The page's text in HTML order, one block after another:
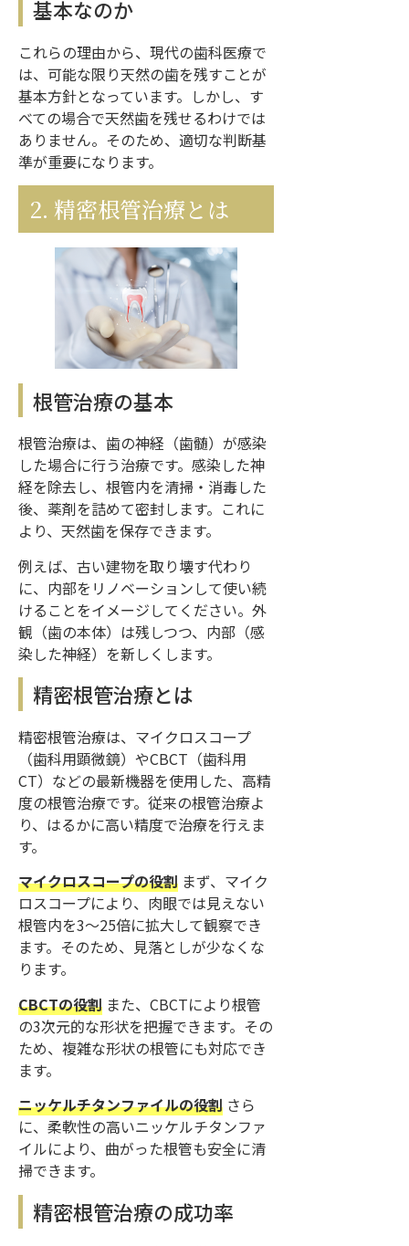
基本なのか
これらの理由から、現代の歯科医療で
は、可能な限り天然の歯を残すことが
基本方針となっています。しかし、す
べての場合で天然歯を残せるわけでは
ありません。そのため、適切な判断基
準が重要になります。
2. 精密根管治療とは
根管治療の基本
根管治療は、歯の神経（歯髄）が感染
した場合に行う治療です。感染した神
経を除去し、根管内を清掃・消毒した
後、薬剤を詰めて密封します。これに
より、天然歯を保存できます。
例えば、古い建物を取り壊す代わり
に、内部をリノベーションして使い続
けることをイメージしてください。外
観（歯の本体）は残しつつ、内部（感
染した神経）を新しくします。
精密根管治療とは
精密根管治療は、マイクロスコープ
（歯科用顕微鏡）やCBCT（歯科用
CT）などの最新機器を使用した、高精
度の根管治療です。従来の根管治療よ
り、はるかに高い精度で治療を行えま
す。
マイクロスコープの役割 まず、マイク
ロスコープにより、肉眼では見えない
根管内を3〜25倍に拡大して観察でき
ます。そのため、見落としが少なくな
ります。
CBCTの役割 また、CBCTにより根管
の3次元的な形状を把握できます。その
ため、複雑な形状の根管にも対応でき
ます。
ニッケルチタンファイルの役割 さら
に、柔軟性の高いニッケルチタンファ
イルにより、曲がった根管も安全に清
掃できます。
精密根管治療の成功率